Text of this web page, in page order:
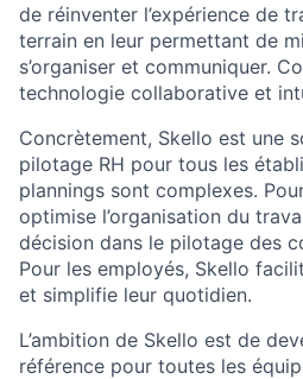
de réinventer l’expérience de
terrain en leur permettant de
s’organiser et communiquer.
technologie collaborative et
Concrètement, Skello est une
pilotage RH pour tous les
plannings sont complexes.
optimise l’organisation du
décision dans le pilotage des
Pour les employés, Skello
et simplifie leur quotidien.
L’ambition de Skello est de
référence pour toutes les